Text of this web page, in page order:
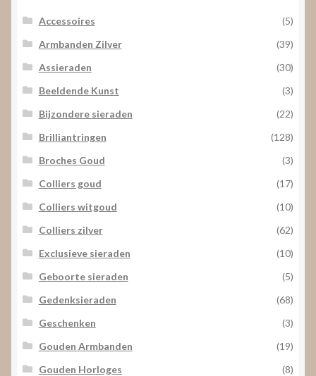
Accessoires
(5)
Armbanden Zilver
(39)
Assieraden
(30)
Beeldende Kunst
(3)
Bijzondere sieraden
(22)
Brilliantringen
(128)
Broches Goud
(3)
Colliers goud
(17)
Colliers witgoud
(10)
Colliers zilver
(62)
Exclusieve sieraden
(10)
Geboorte sieraden
(5)
Gedenksieraden
(68)
Geschenken
(3)
Gouden Armbanden
(19)
Gouden Horloges
(8)